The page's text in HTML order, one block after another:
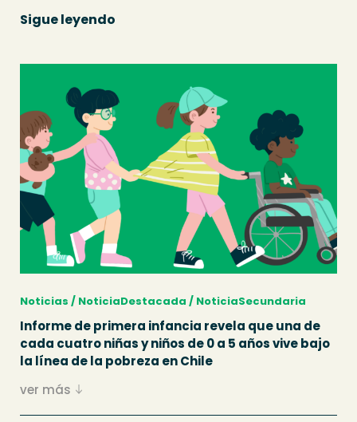
Sigue leyendo
Noticias / NoticiaDestacada / NoticiaSecundaria
Informe de primera infancia revela que una de
cada cuatro niñas y niños de 0 a 5 años vive bajo
la línea de la pobreza en Chile
ver más